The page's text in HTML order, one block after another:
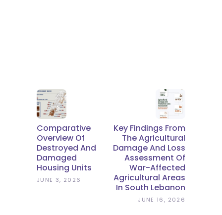
Comparative
Overview Of
Destroyed And
Damaged
Housing Units
JUNE 3, 2026
Key Findings From
The Agricultural
Damage And Loss
Assessment Of
War-Affected
Agricultural Areas
In South Lebanon
JUNE 16, 2026